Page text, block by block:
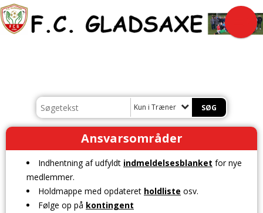
Kun i Træner
Ansvarsområder
Indhentning af udfyldt indmeldelsesblanket for nye
medlemmer.
Holdmappe med opdateret holdliste osv.
Følge op på kontingent